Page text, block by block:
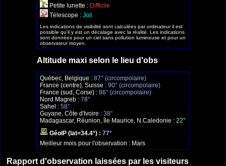
Petite lunette : Difficile
Télescope : Joli
Les indications de visibilité sont calculées par ordinateur il est
possible qu'il y est un décalage avec la réalité. Les indications
sont données pour un ciel sans pollution lumineuse et pour un
observateur moyen.
Altitude maxi selon le lieu d'obs
Québec, Belgique : 87° (circompolaire)
France (centre), Suisse : 90° (circompolaire)
France (sud, Corse) : 86° (circompolaire)
Nord Magreb : 78°
Sahel : 58°
Guyane, Côte d'Ivoire : 38°
Madagascar, Réunion, île Maurice, N.Caledonie : 22°
GéoIP (lat=34.4°) : 77°
Meilleur mois pour l'observation : Mars
Rapport d'observation laissées par les visiteurs